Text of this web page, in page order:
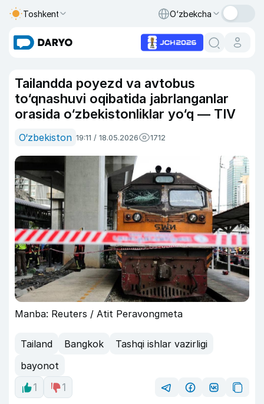
Toshkent O‘zbekcha
Tailandda poyezd va avtobus
to‘qnashuvi oqibatida jabrlanganlar
orasida o‘zbekistonliklar yo‘q — TIV
O‘zbekiston 19:11 / 18.05.2026 1712
Manba: Reuters / Atit Peravongmeta
Tailand Bangkok
Tashqi ishlar vazirligi
bayonot
1
1